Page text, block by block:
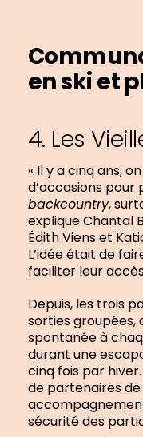
en ski et
4. Les
« Il y a cinq ans,
d’occasions pour
backcountry,
explique Chantal
Édith Viens et
L’idée était de
faciliter leur
Depuis, les trois
sorties groupées,
spontanée à
durant une
cinq fois par
de partenaires de
sécurité des